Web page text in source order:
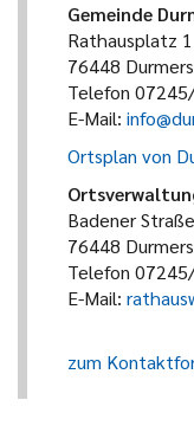
Gemeinde
Rathausplatz 1
76448
Telefon
E-Mail:
Ortsplan von
Badener
76448
Telefon
E-Mail:
zum